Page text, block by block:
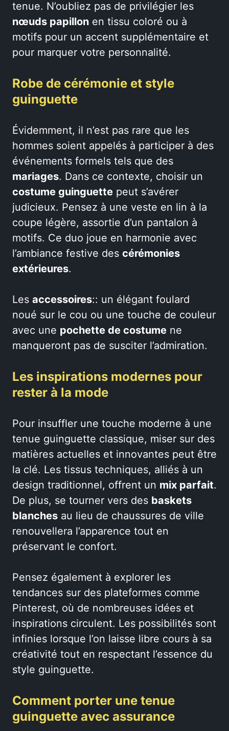
tenue. N’oubliez pas de privilégier les
nœuds papillon en tissu coloré ou à
motifs pour un accent supplémentaire et
pour marquer votre personnalité.
Robe de cérémonie et style
guinguette
Évidemment, il n’est pas rare que les
hommes soient appelés à participer à des
événements formels tels que des
mariages. Dans ce contexte, choisir un
costume guinguette peut s’avérer
judicieux. Pensez à une veste en lin à la
coupe légère, assortie d’un pantalon à
motifs. Ce duo joue en harmonie avec
l’ambiance festive des cérémonies
extérieures.
Les accessoires:: un élégant foulard
noué sur le cou ou une touche de couleur
avec une pochette de costume ne
manqueront pas de susciter l’admiration.
Les inspirations modernes pour
rester à la mode
Pour insuffler une touche moderne à une
tenue guinguette classique, miser sur des
matières actuelles et innovantes peut être
la clé. Les tissus techniques, alliés à un
design traditionnel, offrent un mix parfait.
De plus, se tourner vers des baskets
blanches au lieu de chaussures de ville
renouvellera l’apparence tout en
préservant le confort.
Pensez également à explorer les
tendances sur des plateformes comme
Pinterest, où de nombreuses idées et
inspirations circulent. Les possibilités sont
infinies lorsque l’on laisse libre cours à sa
créativité tout en respectant l’essence du
style guinguette.
Comment porter une tenue
guinguette avec assurance